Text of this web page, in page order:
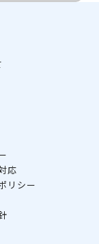
応
リシー